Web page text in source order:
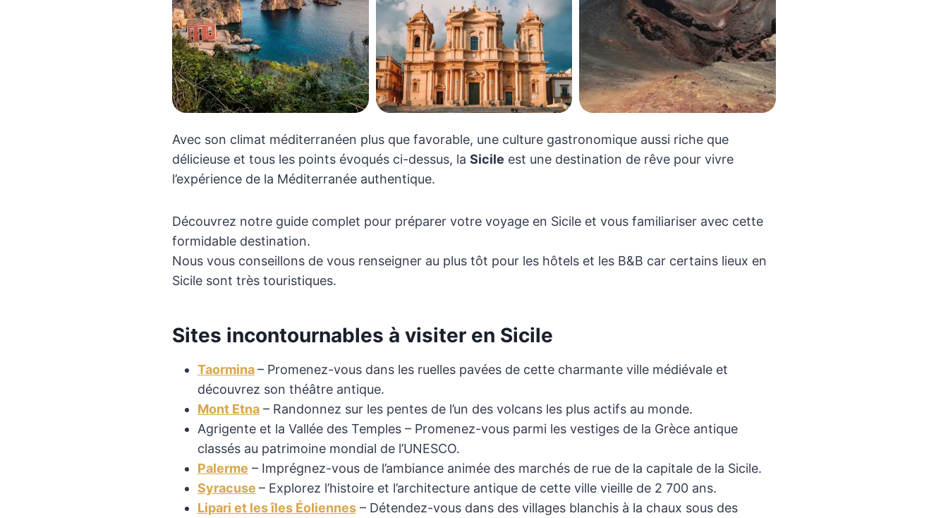
Avec son climat méditerranéen plus que favorable, une culture gastronomique aussi riche que
délicieuse et tous les points évoqués ci-dessus, la Sicile est une destination de rêve pour vivre
l’expérience de la Méditerranée authentique.
Découvrez notre guide complet pour préparer votre voyage en Sicile et vous familiariser avec cette
formidable destination.
Nous vous conseillons de vous renseigner au plus tôt pour les hôtels et les B&B car certains lieux en
Sicile sont très touristiques.
Sites incontournables à visiter en Sicile
Taormina – Promenez-vous dans les ruelles pavées de cette charmante ville médiévale et
découvrez son théâtre antique.
Mont Etna– Randonnez sur les pentes de l’un des volcans les plus actifs au monde.
Agrigente et la Vallée des Temples – Promenez-vous parmi les vestiges de la Grèce antique
classés au patrimoine mondial de l’UNESCO.
Palerme – Imprégnez-vous de l’ambiance animée des marchés de rue de la capitale de la Sicile.
Syracuse – Explorez l’histoire et l’architecture antique de cette ville vieille de 2 700 ans.
Lipari et les îles Éoliennes– Détendez-vous dans des villages blanchis à la chaux sous des